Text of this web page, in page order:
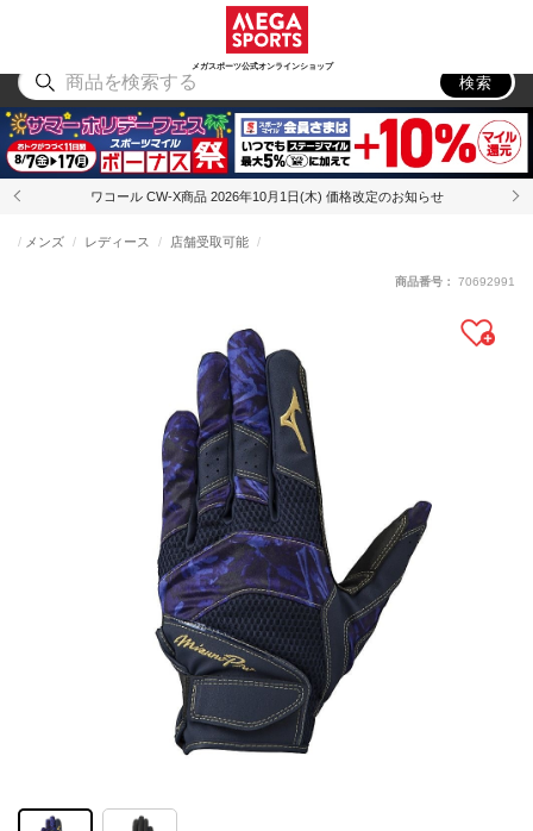
メガスポーツ公式オンラインショップ
アウトドア
検索
ワコール CW-X商品 2026年10月1日(木) 価格改定のお知らせ
メンズ レディース 店舗受取可能
商品番号： 70692991